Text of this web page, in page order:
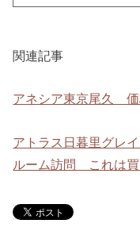
関連記事
アネシア東京尾久
アトラス日暮里グレ
ルーム訪問 これは買